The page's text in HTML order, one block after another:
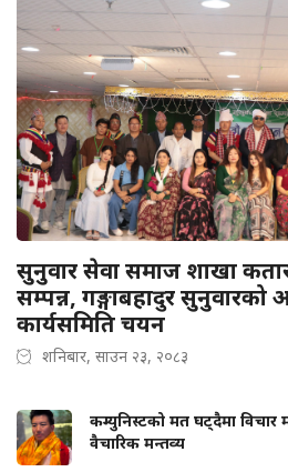
सुनुवार सेवा समाज शाखा
सम्पन्न, गङ्गाबहादुर सुनुवारको
कार्यसमिति चयन
शनिबार, साउन २३, २०८३
कम्युनिस्टको मत घट्दैमा विचार
वैचारिक मन्तव्य